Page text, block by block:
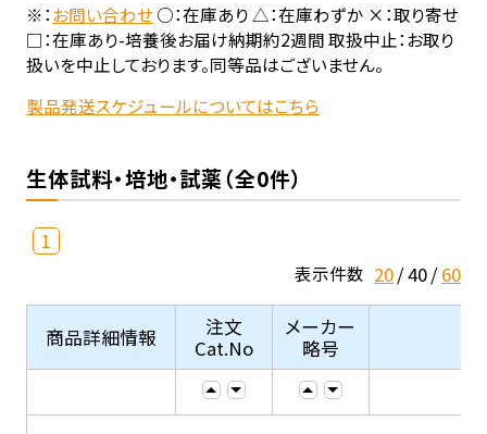
※：お問い合わせ○：在庫あり △：在庫わずか ×：取り寄せ
□：在庫あり-培養後お届け納期約2週間 取扱中止：お取り
扱いを中止しております。同等品はございません。
製品発送スケジュールについてはこちら
生体試料・培地・試薬（全0件）
1
表示件数 20 40 60
商品詳細情報
注文
Cat.No
メーカー
略号